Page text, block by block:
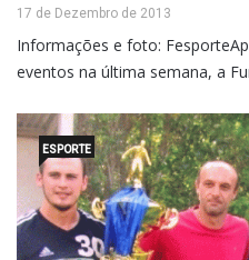
17 de Dezembro de 2013
Informações e foto:
eventos na última semana, a
ESPORTE